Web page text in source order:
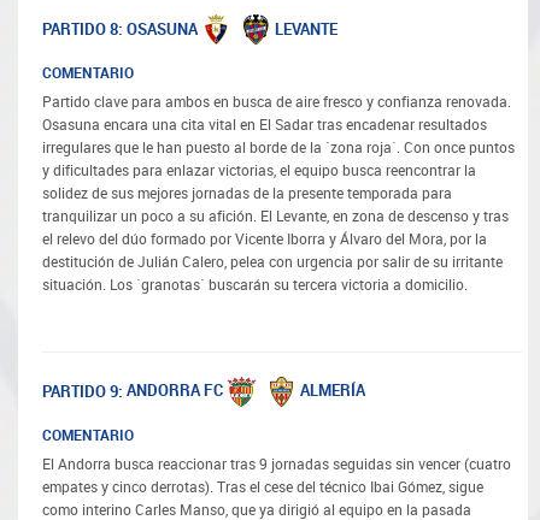
PARTIDO 8: OSASUNA LEVANTE
COMENTARIO
Partido clave para ambos en busca de aire fresco y confianza renovada.
Osasuna encara una cita vital en El Sadar tras encadenar resultados
irregulares que le han puesto al borde de la ´zona roja´. Con once puntos
y dificultades para enlazar victorias, el equipo busca reencontrar la
solidez de sus mejores jornadas de la presente temporada para
tranquilizar un poco a su afición. El Levante, en zona de descenso y tras
el relevo del dúo formado por Vicente Iborra y Álvaro del Mora, por la
destitución de Julián Calero, pelea con urgencia por salir de su irritante
situación. Los ´granotas´ buscarán su tercera victoria a domicilio.
PARTIDO 9: ANDORRA FC ALMERÍA
COMENTARIO
El Andorra busca reaccionar tras 9 jornadas seguidas sin vencer (cuatro
empates y cinco derrotas). Tras el cese del técnico Ibai Gómez, sigue
como interino Carles Manso, que ya dirigió al equipo en la pasada